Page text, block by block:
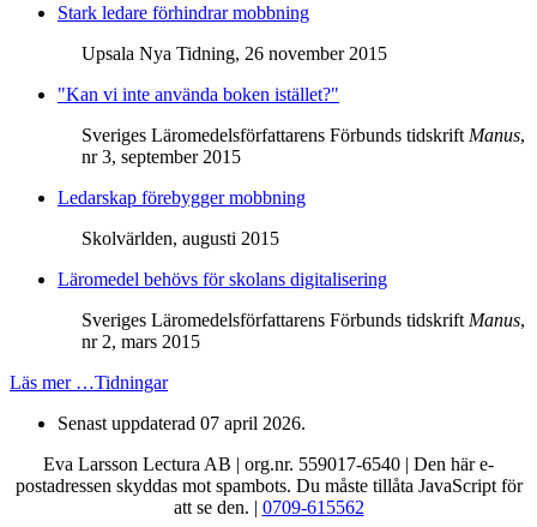
Stark ledare förhindrar mobbning
Upsala Nya Tidning, 26 november 2015
"Kan vi inte använda boken istället?"
Sveriges Läromedelsförfattarens Förbunds tidskrift Manus,
nr 3, september 2015
Ledarskap förebygger mobbning
Skolvärlden, augusti 2015
Läromedel behövs för skolans digitalisering
Sveriges Läromedelsförfattarens Förbunds tidskrift Manus,
nr 2, mars 2015
Läs mer …Tidningar
Senast uppdaterad 07 april 2026.
Eva Larsson Lectura AB | org.nr. 559017-6540 | Den här e-
postadressen skyddas mot spambots. Du måste tillåta JavaScript för
att se den. | 0709-615562